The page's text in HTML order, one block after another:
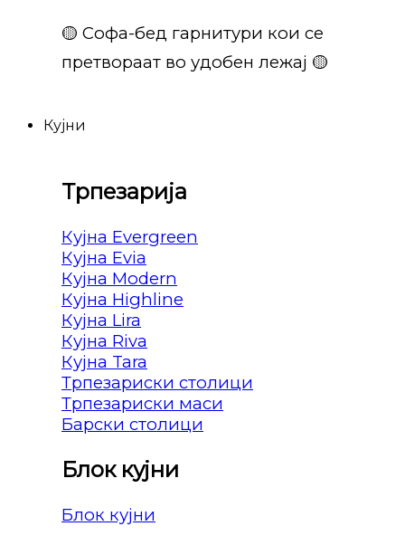
🟡 Софа-бед гарнитури кои се
претвораат во удобен лежај 🟡
Кујни
Трпезарија
Кујна Evergreen
Кујна Evia
Кујна Modern
Кујна Highline
Кујна Lira
Кујна Riva
Кујна Tara
Трпезариски столици
Трпезариски маси
Барски столици
Блок кујни
Блок кујни